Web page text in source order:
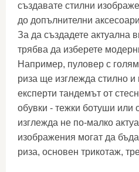
създавате стилни
до допълнителни
За да създадете актуална
трябва да изберете
Например, пуловер с
риза ще изглежда стилно
експерти тандемът от
обувки - тежки ботуши
изглежда не по-малко
изображения могат да
риза, основен трикотаж,